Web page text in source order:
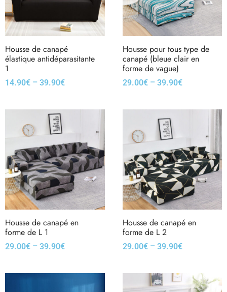
Housse de canapé
élastique antidéparasitante
1
14.90€ – 39.90€
Housse pour tous type de
canapé (bleue clair en
forme de vague)
29.00€– 39.90€
Housse de canapé en
forme de L 1
29.00€ – 39.90€
Housse de canapé en
forme de L 2
29.00€– 39.90€